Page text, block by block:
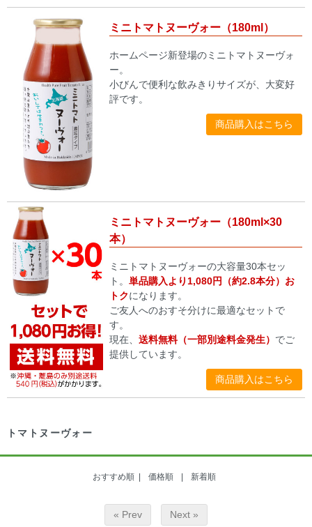
ミニトマトヌーヴォー（180ml）
ホームページ新登場のミニトマトヌーヴォ
ー。
小びんで便利な飲みきりサイズが、大変好
評です。
商品購入はこちら
ミニトマトヌーヴォー（180ml×30
本）
ミニトマトヌーヴォーの大容量30本セッ
ト。 単品購入より1,080円（約2.8本分）お
トクになります。
ご友人へのおすそ分けに最適なセットで
す。
現在、 送料無料（一部別途料金発生） でご
提供しています。
商品購入はこちら
トマトヌーヴォー
おすすめ順 | 価格順 | 新着順
« Prev Next »